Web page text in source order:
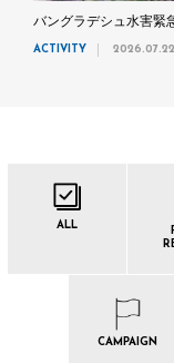
バングラデシュ水害緊
ACTIVITY 2026.07.22
ALL
CAMPAIGN